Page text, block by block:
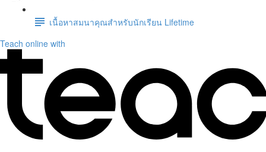
เนื้อหาสมนาคุณสำหรับนักเรียน Lifetime
Teach online with